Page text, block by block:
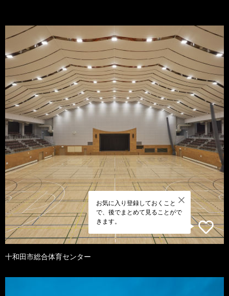
お気に入り登録しておくこと
で、後でまとめて見ることがで
きます。
十和田市総合体育センター